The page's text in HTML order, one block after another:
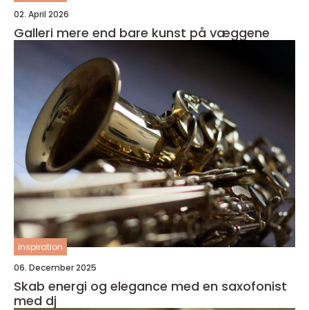
02. April 2026
Galleri mere end bare kunst på væggene
inspiration
06. December 2025
Skab energi og elegance med en saxofonist
med dj